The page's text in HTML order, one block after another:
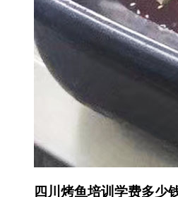
四川烤鱼培训学费多少